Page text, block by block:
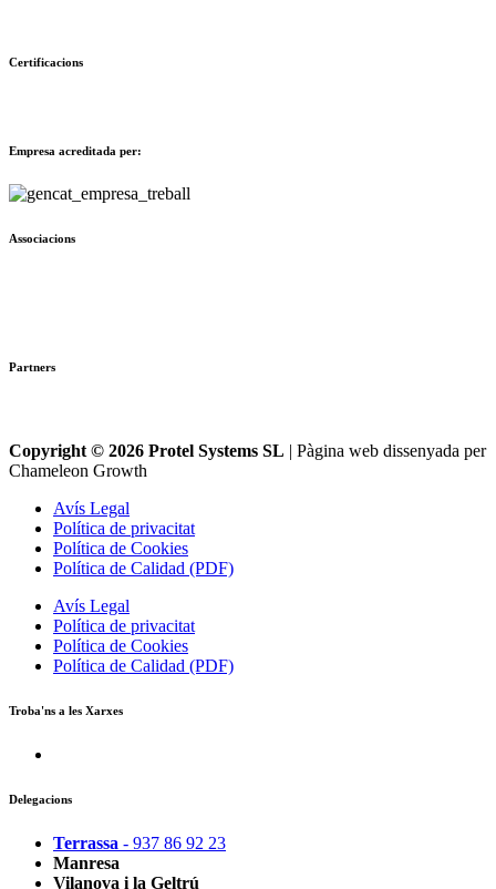
Certificacions
Empresa acreditada per:
Associacions
Partners
Copyright © 2026 Protel Systems SL | Pàgina web dissenyada per
Chameleon Growth
Avís Legal
Política de privacitat
Política de Cookies
Política de Calidad (PDF)
Avís Legal
Política de privacitat
Política de Cookies
Política de Calidad (PDF)
Troba'ns a les Xarxes
Delegacions
Terrassa - 937 86 92 23
Manresa
Vilanova i la Geltrú